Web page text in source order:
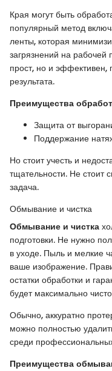
Края могут быть
популярный метод
ленты, которая
загрязнений на рабочей
прост, но и эффективен,
результата.
Преимущества
Защита от
Поддержание
Но стоит учесть и
тщательности. Не стоит
задача.
Обмывание и чистка
Обмывание и чистка
подготовки. Не нужно
в уходе. Пыль и мелкие
ваше изображение.
остатки обработки и
будет максимально
Обычно, аккуратно
можно полностью
среди
Преимущества